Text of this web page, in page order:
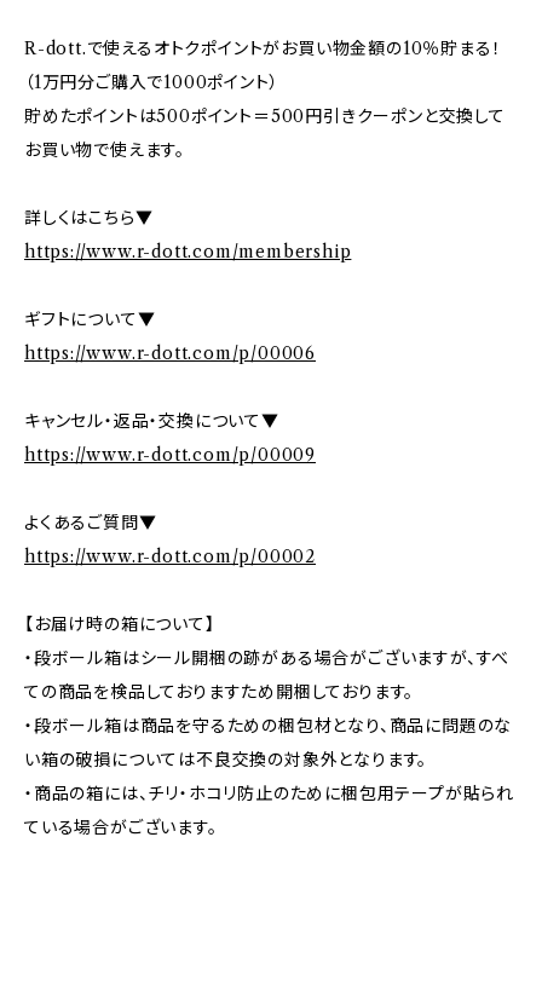
R-dott.で使えるオトクポイントがお買い物金額の10％貯まる！
（1万円分ご購入で1000ポイント）
貯めたポイントは500ポイント＝500円引きクーポンと交換して
お買い物で使えます。
詳しくはこちら▼
https://www.r-dott.com/membership
ギフトについて▼
https://www.r-dott.com/p/00006
キャンセル・返品・交換について▼
https://www.r-dott.com/p/00009
よくあるご質問▼
https://www.r-dott.com/p/00002
【お届け時の箱について】
・段ボール箱はシール開梱の跡がある場合がございますが、すべ
ての商品を検品しておりますため開梱しております。
・段ボール箱は商品を守るための梱包材となり、商品に問題のな
い箱の破損については不良交換の対象外となります。
・商品の箱には、チリ・ホコリ防止のために梱包用テープが貼られ
ている場合がございます。